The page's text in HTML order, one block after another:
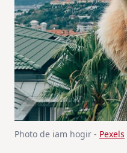
Photo de iam hogir - Pexels